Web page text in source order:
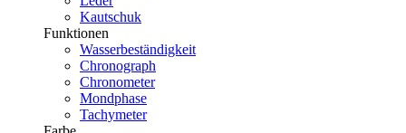
Kautschuk
Funktionen
Wasserbeständigkeit
Chronograph
Chronometer
Mondphase
Tachymeter